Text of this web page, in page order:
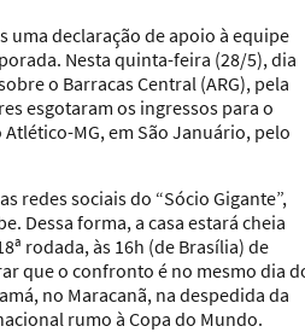
uma declaração de apoio à equipe
Nesta quinta-feira (28/5), dia
o Barracas Central (ARG), pela
esgotaram os ingressos para o
MG, em São Januário, pelo
redes sociais do “Sócio Gigante”,
Dessa forma, a casa estará cheia
rodada, às 16h (de Brasília) de
que o confronto é no mesmo dia
no Maracanã, na despedida da
rumo à Copa do Mundo.